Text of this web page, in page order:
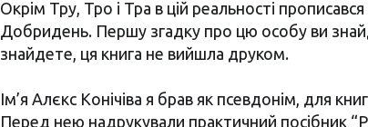
Окрім Тру, Тро і Тра в цій реальності
Добридень. Першу згадку про цю особу ви
знайдете, ця книга не вийшла друком.
Ім’я Алєкс Конічіва я брав як псевдонім, для
Перед нею надрукували практичний посібник